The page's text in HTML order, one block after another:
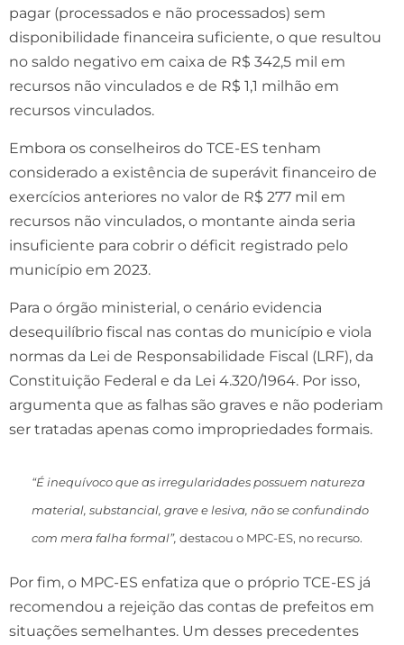
pagar (processados e não processados) sem
disponibilidade financeira suficiente, o que resultou
no saldo negativo em caixa de R$ 342,5 mil em
recursos não vinculados e de R$ 1,1 milhão em
recursos vinculados.
Embora os conselheiros do TCE-ES tenham
considerado a existência de superávit financeiro de
exercícios anteriores no valor de R$ 277 mil em
recursos não vinculados, o montante ainda seria
insuficiente para cobrir o déficit registrado pelo
município em 2023.
Para o órgão ministerial, o cenário evidencia
desequilíbrio fiscal nas contas do município e viola
normas da Lei de Responsabilidade Fiscal (LRF), da
Constituição Federal e da Lei 4.320/1964. Por isso,
argumenta que as falhas são graves e não poderiam
ser tratadas apenas como impropriedades formais.
“É inequívoco que as irregularidades possuem natureza
material, substancial, grave e lesiva, não se confundindo
com mera falha formal”, destacou o MPC-ES, no recurso.
Por fim, o MPC-ES enfatiza que o próprio TCE-ES já
recomendou a rejeição das contas de prefeitos em
situações semelhantes. Um desses precedentes